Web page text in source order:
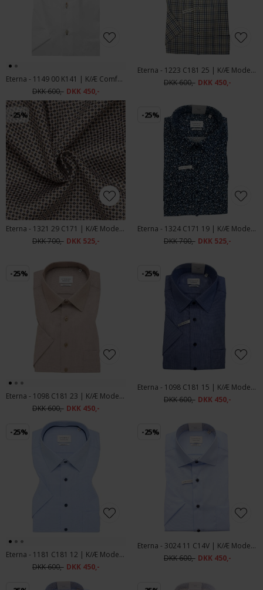
Eterna - 1149 00 K141 | K/Æ Comfort Fit White
DKK 600,- DKK 450,-
Eterna - 1223 C181 25 | K/Æ Modern Fit Skjorte Sand
DKK 600,- DKK 450,-
-25%
Eterna - 1321 29 C171 | K/Æ Modern Fit Skjorte Sand Brown
DKK 700,- DKK 525,-
-25%
Eterna - 1324 C171 19 | K/Æ Modern Fit Skjorte Blue
DKK 700,- DKK 525,-
-25%
Eterna - 1098 C181 23 | K/Æ Modern Fit Skjorte Sand
DKK 600,- DKK 450,-
-25%
Eterna - 1098 C181 15 | K/Æ Modern Fit Skjorte Blue
DKK 600,- DKK 450,-
-25%
Eterna - 1181 C181 12 | K/Æ Modern fit Skjorte Blue
DKK 600,- DKK 450,-
-25%
Eterna - 3024 11 C14V | K/Æ Modern Fit Skjorte Lyseblå
DKK 600,- DKK 450,-